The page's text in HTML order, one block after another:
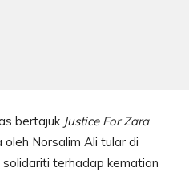
bertajuk Justice For Zara
Norsalim Ali tular di
terhadap kematian